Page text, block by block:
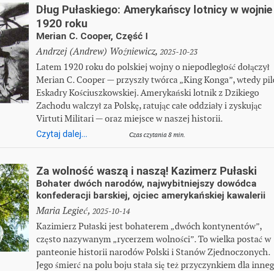
Dług Pułaskiego: Amerykańscy lotnicy w wojnie
1920 roku
Merian C. Cooper, Część I
Andrzej (Andrew) Woźniewicz, 2025-10-23
Latem 1920 roku do polskiej wojny o niepodległość dołączył
Merian C. Cooper — przyszły twórca „King Konga”, wtedy
Eskadry Kościuszkowskiej. Amerykański lotnik z Dzikiego
Zachodu walczył za Polskę, ratując całe oddziały i zyskując
Virtuti Militari — oraz miejsce w naszej historii.
Czytaj dalej... Czas czytania 8 min.
Za wolność waszą i naszą! Kazimerz Pułaski
Bohater dwóch narodów, najwybitniejszy dowódca
konfederacji barskiej, ojciec amerykańskiej kawalerii
Maria Legieć, 2025-10-14
Kazimierz Pułaski jest bohaterem „dwóch kontynentów”,
często nazywanym „rycerzem wolności”. To wielka postać w
panteonie historii narodów Polski i Stanów Zjednoczonych.
Jego śmierć na polu boju stała się też przyczynkiem dla